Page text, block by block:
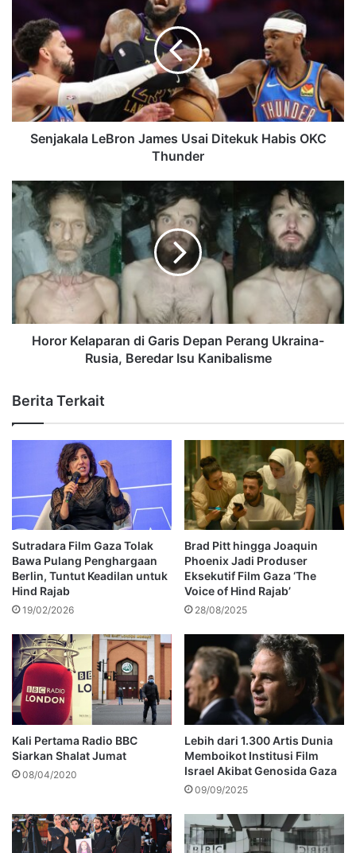
Senjakala LeBron James Usai Ditekuk Habis OKC
Thunder
Horor Kelaparan di Garis Depan Perang Ukraina-
Rusia, Beredar Isu Kanibalisme
Berita Terkait
Sutradara Film Gaza Tolak
Bawa Pulang Penghargaan
Berlin, Tuntut Keadilan untuk
Hind Rajab
19/02/2026
Brad Pitt hingga Joaquin
Phoenix Jadi Produser
Eksekutif Film Gaza ‘The
Voice of Hind Rajab’
28/08/2025
Kali Pertama Radio BBC
Siarkan Shalat Jumat
08/04/2020
Lebih dari 1.300 Artis Dunia
Memboikot Institusi Film
Israel Akibat Genosida Gaza
09/09/2025